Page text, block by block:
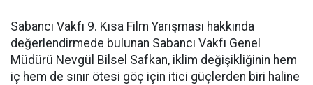
Sabancı Vakfı 9. Kısa Film Yarışması hakkında
değerlendirmede bulunan Sabancı Vakfı Genel
Müdürü Nevgül Bilsel Safkan, iklim değişikliğinin hem
iç hem de sınır ötesi göç için itici güçlerden biri haline